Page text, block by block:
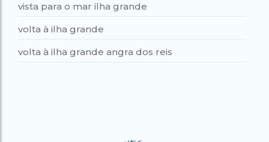
vista para o mar ilha grande
volta à ilha grande
volta à ilha grande angra dos reis